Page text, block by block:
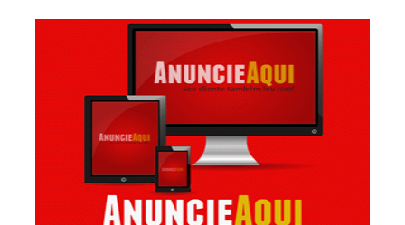
Pompilio Sampaio
São Judas Tadeu